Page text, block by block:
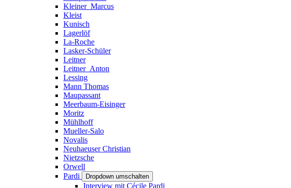
Kleiner_Marcus
Kleist
Kunisch
Lagerlöf
La-Roche
Lasker-Schüler
Leitner
Leitner_Anton
Lessing
Mann Thomas
Maupassant
Meerbaum-Eisinger
Moritz
Mühlhoff
Mueller-Salo
Novalis
Neuhaeuser Christian
Nietzsche
Orwell
Pardi
Dropdown umschalten
Interview mit Cécile Pardi